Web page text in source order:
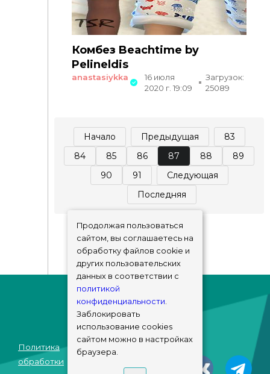
Комбез Beachtime by
Pelineldis
anastasiykka
16 июля
2020 г. 19:09
Загрузок:
25089
Начало Предыдущая
83
84
85 86 87 88
89
90
91
Следующая
Последняя
Политика
обработки
© sims-market
Продолжая пользоваться
сайтом, вы соглашаетесь на
обработку файлов cookie и
других пользовательских
данных в соответствии с
политикой
конфиденциальности.
Заблокировать
использование cookies
сайтом можно в настройках
браузера.